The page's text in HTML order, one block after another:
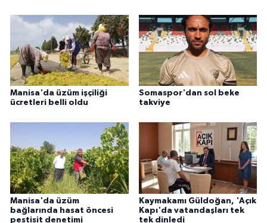
Manisa'da üzüm işçiliği
ücretleri belli oldu
Somaspor'dan sol beke
takviye
Manisa'da üzüm
bağlarında hasat öncesi
pestisit denetimi
Kaymakamı Güldoğan, 'Açık
Kapı'da vatandaşları tek
tek dinledi